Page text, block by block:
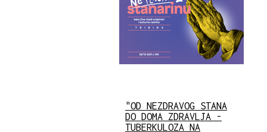
"OD NEZDRAVOG STANA
DO DOMA ZDRAVLJA -
TUBERKULOZA NA